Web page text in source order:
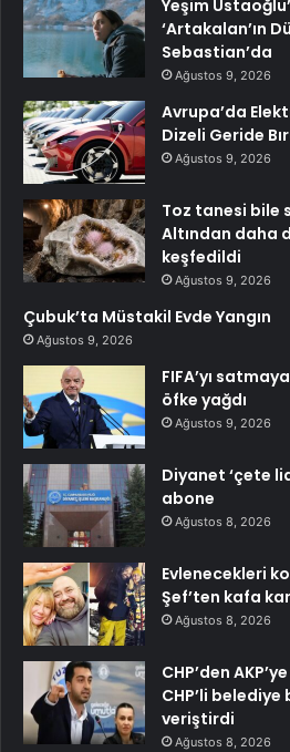
Yeşim
‘Artakalan’ın
Sebastian’da
Ağustos 9, 2026
Avrupa’da
Dizeli Geride
Ağustos 9, 2026
Toz tanesi bile
Altından daha
keşfedildi
Ağustos 9, 2026
Çubuk’ta Müstakil Evde Yangın
Ağustos 9, 2026
FIFA’yı
öfke yağdı
Ağustos 9, 2026
Diyanet ‘çete
abone
Ağustos 8, 2026
Evlenecekleri
Şef’ten kafa
Ağustos 8, 2026
CHP’den
CHP’li belediye
veriştirdi
Ağustos 8, 2026